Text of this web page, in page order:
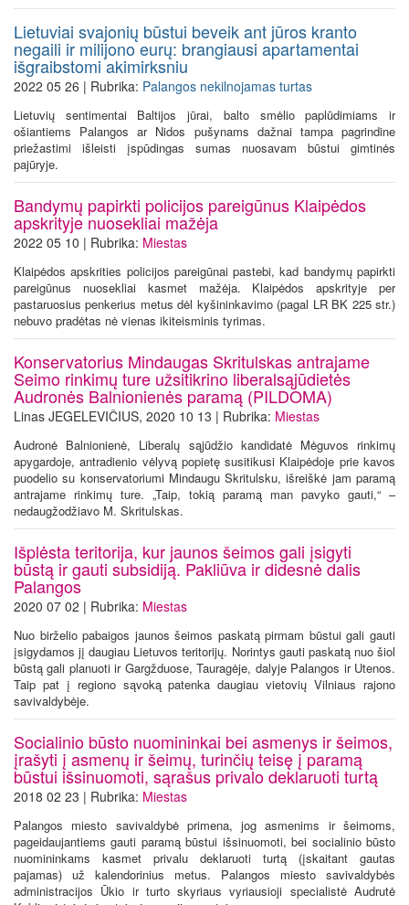
Lietuviai svajonių būstui beveik ant jūros kranto
negaili ir milijono eurų: brangiausi apartamentai
išgraibstomi akimirksniu
2022 05 26 | Rubrika: Palangos nekilnojamas turtas
Lietuvių sentimentai Baltijos jūrai, balto smėlio paplūdimiams ir
ošiantiems Palangos ar Nidos pušynams dažnai tampa pagrindine
priežastimi išleisti įspūdingas sumas nuosavam būstui gimtinės
pajūryje.
Bandymų papirkti policijos pareigūnus Klaipėdos
apskrityje nuosekliai mažėja
2022 05 10 | Rubrika: Miestas
Klaipėdos apskrities policijos pareigūnai pastebi, kad bandymų papirkti
pareigūnus nuosekliai kasmet mažėja. Klaipėdos apskrityje per
pastaruosius penkerius metus dėl kyšininkavimo (pagal LR BK 225 str.)
nebuvo pradėtas nė vienas ikiteisminis tyrimas.
Konservatorius Mindaugas Skritulskas antrajame
Seimo rinkimų ture užsitikrino liberalsąjūdietės
Audronės Balnionienės paramą (PILDOMA)
Linas JEGELEVIČIUS, 2020 10 13 | Rubrika: Miestas
Audronė Balnionienė, Liberalų sąjūdžio kandidatė Mėguvos rinkimų
apygardoje, antradienio vėlyvą popietę susitikusi Klaipėdoje prie kavos
puodelio su konservatoriumi Mindaugu Skritulsku, išreiškė jam paramą
antrajame rinkimų ture. „Taip, tokią paramą man pavyko gauti,“ –
nedaugžodžiavo M. Skritulskas.
Išplėsta teritorija, kur jaunos šeimos gali įsigyti
būstą ir gauti subsidiją. Pakliūva ir didesnė dalis
Palangos
2020 07 02 | Rubrika: Miestas
Nuo birželio pabaigos jaunos šeimos paskatą pirmam būstui gali gauti
įsigydamos jį daugiau Lietuvos teritorijų. Norintys gauti paskatą nuo šiol
būstą gali planuoti ir Gargžduose, Tauragėje, dalyje Palangos ir Utenos.
Taip pat į regiono sąvoką patenka daugiau vietovių Vilniaus rajono
savivaldybėje.
Socialinio būsto nuomininkai bei asmenys ir šeimos,
įrašyti į asmenų ir šeimų, turinčių teisę į paramą
būstui išsinuomoti, sąrašus privalo deklaruoti turtą
2018 02 23 | Rubrika: Miestas
Palangos miesto savivaldybė primena, jog asmenims ir šeimoms,
pageidaujantiems gauti paramą būstui išsinuomoti, bei socialinio būsto
nuomininkams kasmet privalu deklaruoti turtą (įskaitant gautas
pajamas) už kalendorinius metus. Palangos miesto savivaldybės
administracijos Ūkio ir turto skyriaus vyriausioji specialistė Audrutė